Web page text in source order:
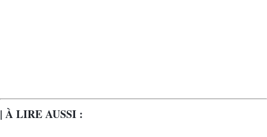
| À LIRE AUSSI :